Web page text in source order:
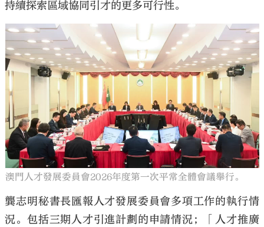
持續探索區域協同引才的更多可行性。
澳門人才發展委員會2026年度第一次平常全體會議舉行。
龔志明秘書長匯報人才發展委員會多項工作的執行情
況。包括三期人才引進計劃的申請情況；「人才推廣